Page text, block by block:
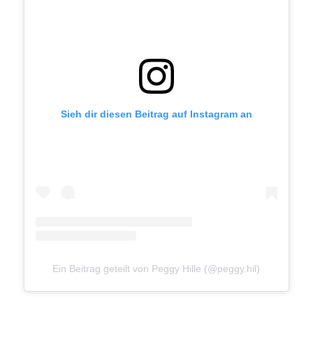
Sieh dir diesen Beitrag auf Instagram an
Ein Beitrag geteilt von Peggy Hille (@peggy.hil)